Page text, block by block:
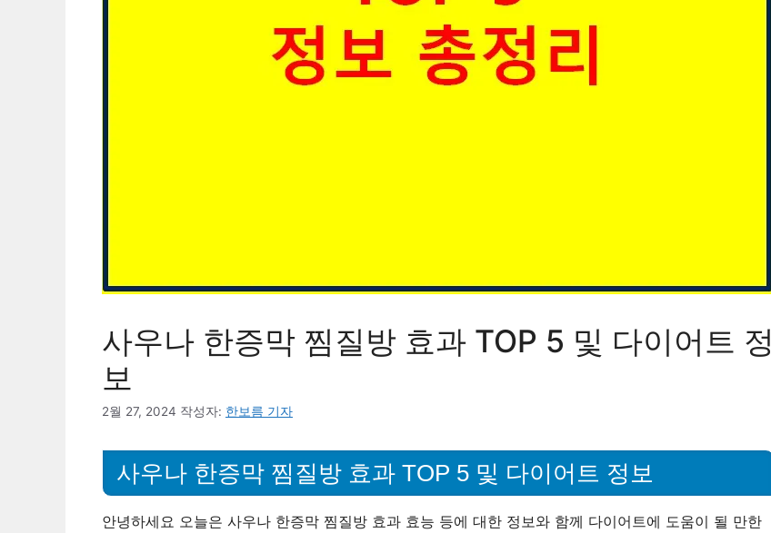
사우나 한증막 찜질방 효과 TOP 5 및 다이어트 정
보
2월 27, 2024 작성자: 한보름 기자
사우나 한증막 찜질방 효과 TOP 5 및 다이어트 정보
안녕하세요 오늘은 사우나 한증막 찜질방 효과 효능 등에 대한 정보와 함께 다이어트에 도움이 될 만한